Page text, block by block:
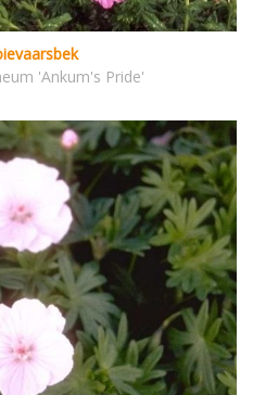
'Ankum's Pride'